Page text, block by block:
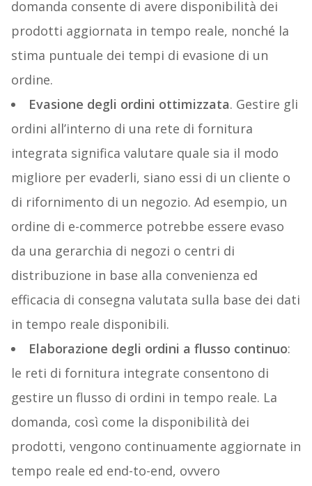
domanda consente di avere disponibilità dei
prodotti aggiornata in tempo reale, nonché la
stima puntuale dei tempi di evasione di un
ordine.
Evasione degli ordini ottimizzata. Gestire gli
ordini all’interno di una rete di fornitura
integrata significa valutare quale sia il modo
migliore per evaderli, siano essi di un cliente o
di rifornimento di un negozio. Ad esempio, un
ordine di e-commerce potrebbe essere evaso
da una gerarchia di negozi o centri di
distribuzione in base alla convenienza ed
efficacia di consegna valutata sulla base dei dati
in tempo reale disponibili.
Elaborazione degli ordini a flusso continuo:
le reti di fornitura integrate consentono di
gestire un flusso di ordini in tempo reale. La
domanda, così come la disponibilità dei
prodotti, vengono continuamente aggiornate in
tempo reale ed end-to-end, ovvero